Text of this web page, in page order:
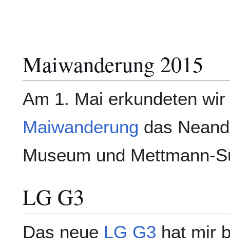
Maiwanderung 2015
Am 1. Mai erkundeten
Maiwanderung das
Museum und Mettmann-
LG G3
Das neue LG G3 hat mir